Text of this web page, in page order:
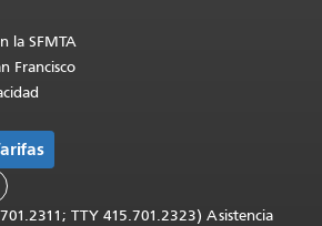
la SFMTA
Francisco
TTY 415.701.2323) Asistencia